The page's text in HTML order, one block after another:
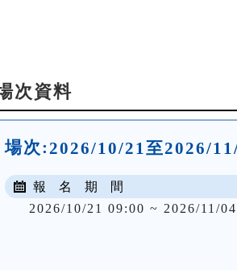
次資料
場次:2026/10/21至2026/
報 名 期 間
2026/10/21 09:00 ~ 2026/11/